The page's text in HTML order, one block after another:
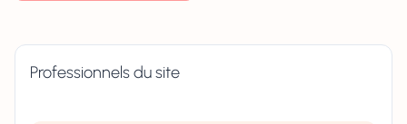
Professionnels du site